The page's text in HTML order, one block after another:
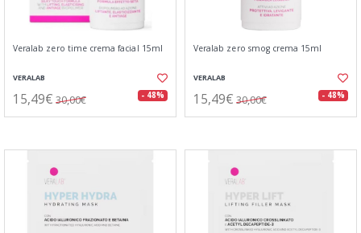
Veralab zero time crema facial 15ml
VERALAB
15,49€ 30,00€ - 48%
Veralab zero smog crema 15ml
VERALAB
15,49€ 30,00€ - 48%